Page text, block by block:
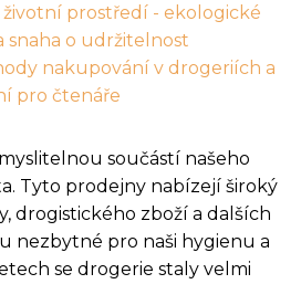
životní prostředí - ekologické
snaha o udržitelnost
nakupování v drogeriích a
pro čtenáře
součástí našeho
Tyto prodejny nabízejí široký
drogistického zboží a dalších
nezbytné pro naši hygienu a
se drogerie staly velmi